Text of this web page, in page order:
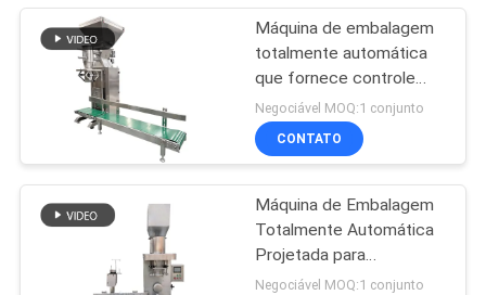
POLÍTICA
PRIVACIDADE
sistemas de
transporte do vácuo
Máquina do
93
Máquina de embalagem
totalmente automática
que fornece controle
preciso do peso e
costura automática de
sacos para processos de
Negociável MOQ:1 conjunto
CONTATO
Máquina de Embalagem
Totalmente Automática
Projetada para
Completar
Negociável MOQ:1 conjunto